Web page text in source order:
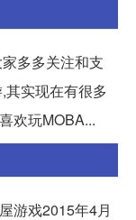
多多关注和支
其实现在有很多
欢玩MOBA...
游戏2015年4月